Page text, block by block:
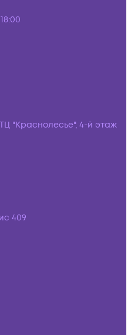
"Краснолесье", 4-й этаж
409